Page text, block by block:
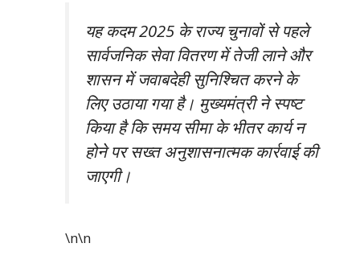
यह कदम 2025 के राज्य चुनावों से पहले
सार्वजनिक सेवा वितरण में तेजी लाने और
शासन में जवाबदेही सुनिश्चित करने के
लिए उठाया गया है। मुख्यमंत्री ने स्पष्ट
किया है कि समय सीमा के भीतर कार्य न
होने पर सख्त अनुशासनात्मक कार्रवाई की
जाएगी।
\n\n